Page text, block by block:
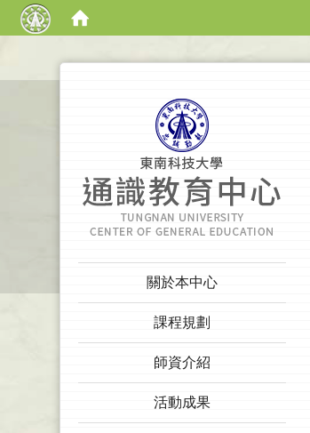
關於本中心
課程規劃
師資介紹
活動成果